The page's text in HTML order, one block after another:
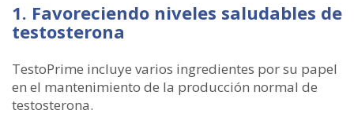
1. Favoreciendo niveles saludables de
testosterona
TestoPrime incluye varios ingredientes por su papel
en el mantenimiento de la producción normal de
testosterona.